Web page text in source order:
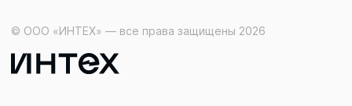
© ООО «ИНТЕХ» — все права защищены 2026